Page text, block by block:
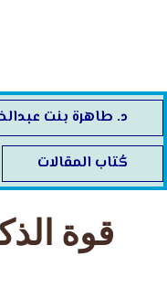
د. طاهرة بنت
كُتاب المقالات
قوة